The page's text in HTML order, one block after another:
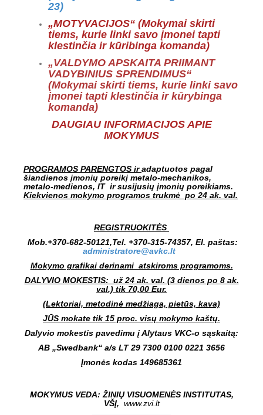
23)
„MOTYVACIJOS“ (Mokymai skirti
tiems, kurie linki savo įmonei tapti
klestinčia ir kūribinga komanda)
„VALDYMO APSKAITA PRIIMANT
VADYBINIUS SPRENDIMUS“
(Mokymai skirti tiems, kurie linki savo
įmonei tapti klestinčia ir kūrybinga
komanda)
DAUGIAU INFORMACIJOS APIE
MOKYMUS
PROGRAMOS PARENGTOS ir adaptuotos pagal
šiandienos įmonių poreikį metalo-mechanikos,
metalo-medienos, IT ir susijusių įmonių poreikiams.
Kiekvienos mokymo programos trukmė po 24 ak. val.
REGISTRUOKITĖS
Mob.+370-682-50121,Tel. +370-315-74357, El. paštas:
administratore@avkc.lt
Mokymo grafikai derinami atskiroms programoms.
DALYVIO MOKESTIS: už 24 ak. val. (3 dienos po 8 ak.
val.) tik 70,00 Eur.
(Lektoriai, metodinė medžiaga, pietūs, kava)
JŪS mokate tik 15 proc. visų mokymo kaštų.
Dalyvio mokestis pavedimu į Alytaus VKC-o sąskaitą:
AB „Swedbank“ a/s LT 29 7300 0100 0221 3656
Įmonės kodas 149685361
MOKYMUS VEDA: ŽINIŲ VISUOMENĖS INSTITUTAS,
VŠĮ, www.zvi.lt